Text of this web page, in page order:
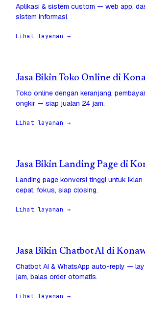
Aplikasi & sistem custom — web app,
sistem informasi.
Lihat layanan →
Jasa Bikin Toko Online di
Toko online dengan keranjang,
ongkir — siap jualan 24 jam.
Lihat layanan →
Jasa Bikin Landing Page di
Landing page konversi tinggi untuk
cepat, fokus, siap closing.
Lihat layanan →
Jasa Bikin Chatbot AI di
Chatbot AI & WhatsApp auto-reply —
jam, balas order otomatis.
Lihat layanan →